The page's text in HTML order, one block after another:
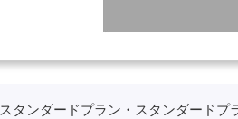
スタンダードプラン・スタンダード